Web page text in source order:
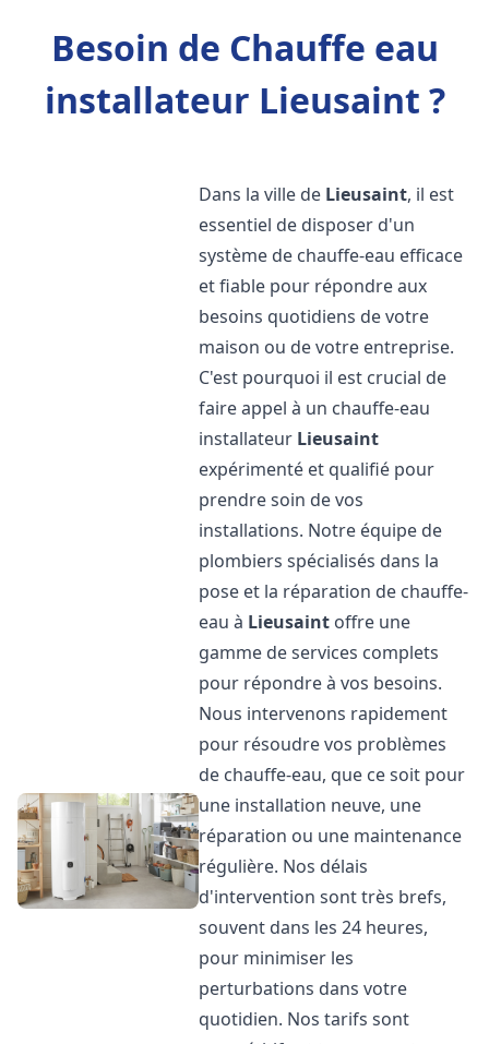
Besoin de Chauffe eau
installateur Lieusaint ?
Dans la ville de Lieusaint, il est
essentiel de disposer d'un
système de chauffe-eau efficace
et fiable pour répondre aux
besoins quotidiens de votre
maison ou de votre entreprise.
C'est pourquoi il est crucial de
faire appel à un chauffe-eau
installateur Lieusaint
expérimenté et qualifié pour
prendre soin de vos
installations. Notre équipe de
plombiers spécialisés dans la
pose et la réparation de chauffe-
eau à Lieusaint offre une
gamme de services complets
pour répondre à vos besoins.
Nous intervenons rapidement
pour résoudre vos problèmes
de chauffe-eau, que ce soit pour
une installation neuve, une
réparation ou une maintenance
régulière. Nos délais
d'intervention sont très brefs,
souvent dans les 24 heures,
pour minimiser les
perturbations dans votre
quotidien. Nos tarifs sont